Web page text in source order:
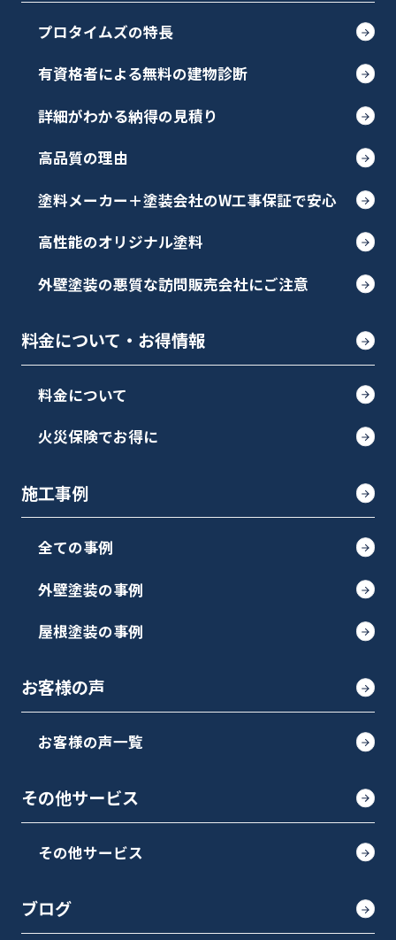
プロタイムズの特長
有資格者による無料の建物診断
詳細がわかる納得の見積り
高品質の理由
塗料メーカー＋塗装会社のW工事保証で安心
高性能のオリジナル塗料
外壁塗装の悪質な訪問販売会社にご注意
料金について・お得情報
料金について
火災保険でお得に
施工事例
全ての事例
外壁塗装の事例
屋根塗装の事例
お客様の声
お客様の声一覧
その他サービス
その他サービス
ブログ